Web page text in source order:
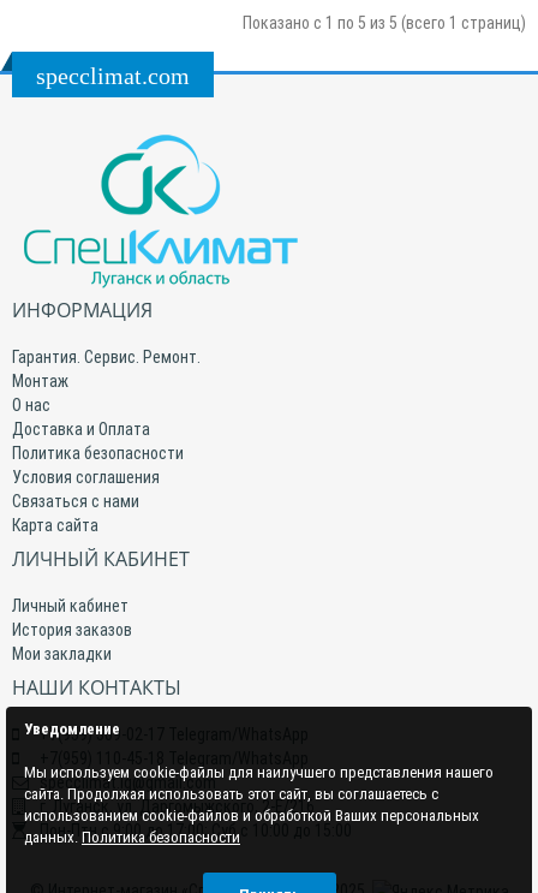
Показано с 1 по 5 из 5 (всего 1 страниц)
specclimat.com
ИНФОРМАЦИЯ
Гарантия. Сервис. Ремонт.
Монтаж
О нас
Доставка и Оплата
Политика безопасности
Условия соглашения
Связаться с нами
Карта сайта
ЛИЧНЫЙ КАБИНЕТ
Личный кабинет
История заказов
Мои закладки
НАШИ КОНТАКТЫ
+7(959) 509-02-17 Telegram/WhatsApp
specclimat.lg@gmail.com
г. Луганск, ул. Даргомыжского, 2-Е/216
Пон-Птн с 9:00 до 17:00; Суб с 10:00 до 15:00
Уведомление
Мы используем cookie-файлы для наилучшего представления нашего
сайта. Продолжая использовать этот сайт, вы соглашаетесь с
использованием cookie-файлов и обработкой Ваших персональных
данных. Политика безопасности